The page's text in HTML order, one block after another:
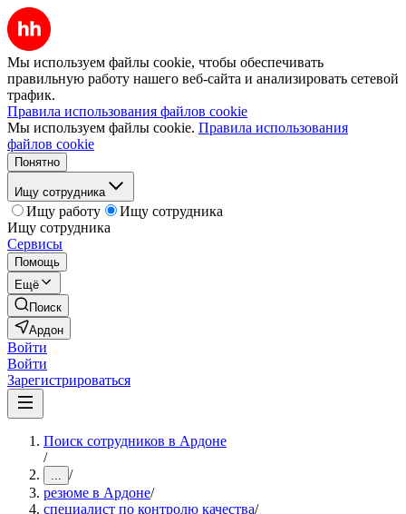
Мы используем файлы cookie, чтобы обеспечивать
правильную работу нашего веб-сайта и анализировать сетевой
трафик.
Правила использования файлов cookie
Мы используем файлы cookie. Правила использования
файлов cookie
Понятно
Ищу сотрудника
Ищу работу
Ищу сотрудника
Ищу сотрудника
Сервисы
Помощь
Ещё
Поиск
Ардон
Войти
Войти
Зарегистрироваться
Поиск сотрудников в Ардоне
/
... /
резюме в Ардоне/
специалист по контролю качества/